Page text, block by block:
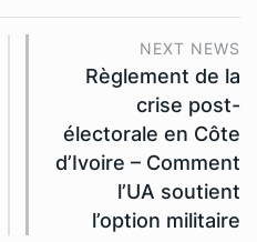
NEXT NEWS
Règlement de la
crise post-
électorale en Côte
d’Ivoire – Comment
l’UA soutient
l’option militaire